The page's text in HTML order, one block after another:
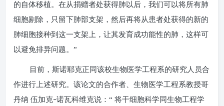
的自体移植。在从捐赠者处获得肺以后，我们可以将所有肺
细胞剔除，只留下肺部支架，然后再将从患者处获得的新的
肺细胞接种到这一支架上，让其发育成功能性的肺，这样可
以避免排异问题。”
目前，斯诺耶克正同该校生物医学工程系的研究人员合
作进行上述研究。该论文的合作者、生物医学工程系教授哥
丹纳 伍加克–诺瓦科维克说：“ 将干细胞科学同生物工程学